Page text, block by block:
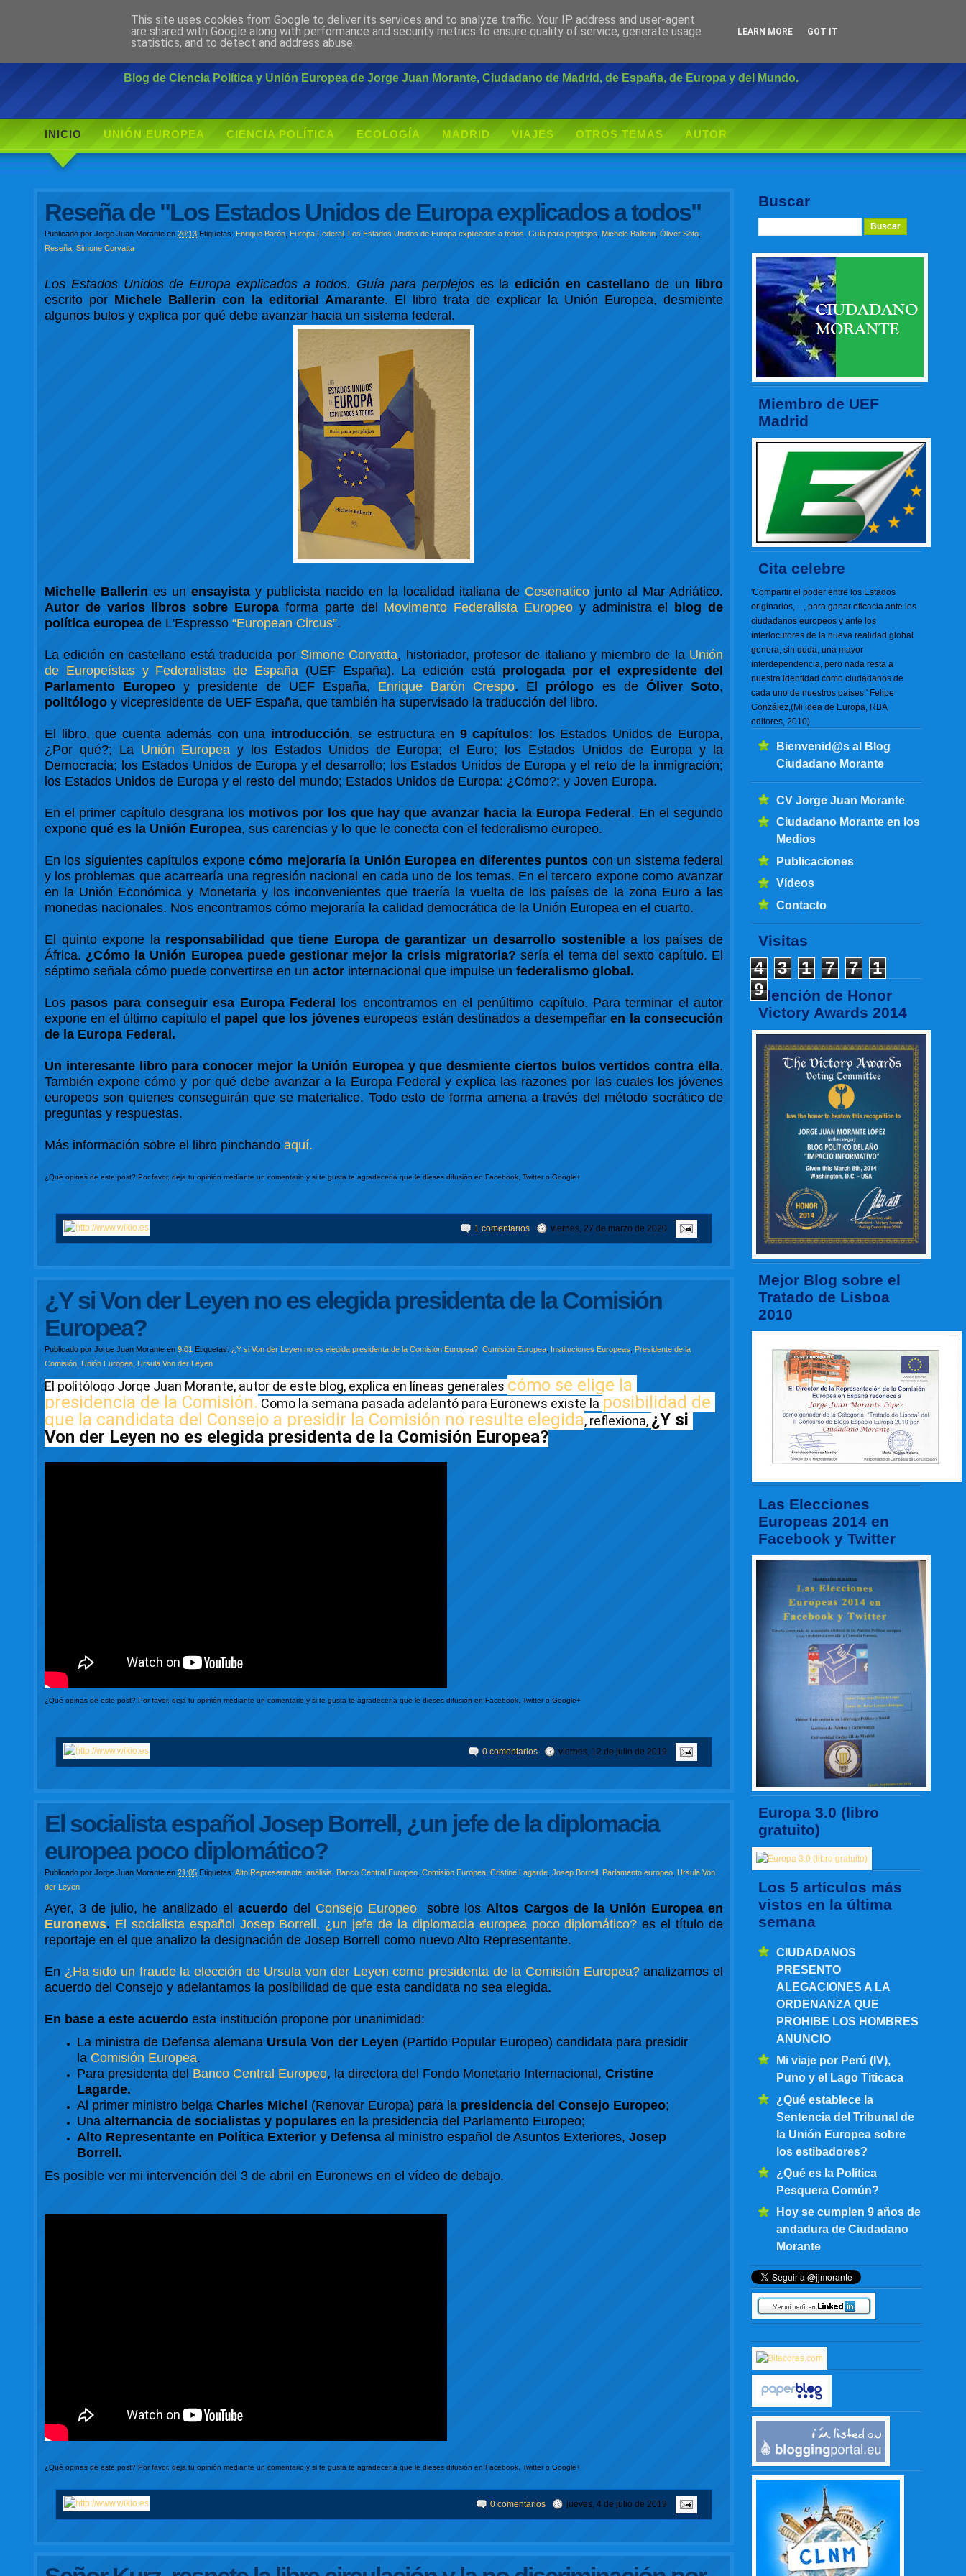
Ciudadano Morante
Blog de Ciencia Política y Unión Europea de Jorge Juan Morante, Ciudadano de Madrid, de España, de Europa y del Mundo.
INICIO UNIÓN EUROPEA CIENCIA POLÍTICA ECOLOGÍA MADRID VIAJES OTROS TEMAS AUTOR
Buscar
Miembro de UEF
Madrid
Cita celebre
'Compartir el poder entre los Estados
originarios,…, para ganar eficacia ante los
ciudadanos europeos y ante los
interlocutores de la nueva realidad global
genera, sin duda, una mayor
interdependencia, pero nada resta a
nuestra identidad como ciudadanos de
cada uno de nuestros países.' Felipe
González,(Mi idea de Europa, RBA
editores, 2010)
Bienvenid@s al Blog
Ciudadano Morante
CV Jorge Juan Morante
Ciudadano Morante en los
Medios
Publicaciones
Vídeos
Contacto
Visitas
4 3 1 7 7
1
9Mención de Honor
Victory Awards 2014
Mejor Blog sobre el
Tratado de Lisboa
2010
Las Elecciones
Europeas 2014 en
Facebook y Twitter
Europa 3.0 (libro
gratuito)
Los 5 artículos más
vistos en la última
semana
CIUDADANOS
PRESENTO
ALEGACIONES A LA
ORDENANZA QUE
PROHIBE LOS HOMBRES
ANUNCIO
Mi viaje por Perú (IV),
Puno y el Lago Titicaca
¿Qué establece la
Sentencia del Tribunal de
la Unión Europea sobre
los estibadores?
¿Qué es la Política
Pesquera Común?
Hoy se cumplen 9 años de
andadura de Ciudadano
Morante
Reseña de "Los Estados Unidos de Europa explicados a todos"
Publicado porJorge Juan Morante en20:13 Etiquetas: Enrique Barón Europa Federal ,Los Estados Unidos de Europa explicados a todos. Guía para perplejos Michele Ballerin ,Óliver Soto
Reseña ,Simone Corvatta
Los Estados Unidos de Europa explicados a todos. Guía para perplejoses laedición en castellanode un
libro
escrito por Michele Ballerin con la editorial Amarante. El libro trata de explicar la Unión Europea, desmiente
algunos bulos y explica por qué debe avanzar hacia un sistema federal.
Michelle Ballerin es unensayista y publicista nacido en la localidad italiana de Cesenaticojunto al Mar Adriático.
Autor de varios libros sobre Europa forma parte del Movimento Federalista Europeoy administra el
blog de
política europea de L'Espresso“European Circus”.
La edición en castellano está traducida por Simone Corvatta, historiador, profesor de italiano y miembro de la Unión
de Europeístas y Federalistas de España (UEF España). La edición está prologada por el expresidente del
Parlamento Europeo y presidente de UEF España, Enrique Barón Crespo. El prólogo es de Óliver Soto,
politólogo y vicepresidente de UEF España, que también ha supervisado la traducción del libro.
El libro, que cuenta además con una introducción, se estructura en 9 capítulos: los Estados Unidos de Europa,
¿Por qué?; La Unión Europea y los Estados Unidos de Europa; el Euro; los Estados Unidos de Europa y la
Democracia; los Estados Unidos de Europa y el desarrollo; los Estados Unidos de Europa y el reto de la inmigración;
los Estados Unidos de Europa y el resto del mundo; Estados Unidos de Europa: ¿Cómo?; y Joven Europa.
En el primer capítulo desgrana los motivos por los que hay que avanzar hacia la Europa Federal . En el segundo
exponequé es la Unión Europea, sus carencias y lo que le conecta con el federalismo europeo.
En los siguientes capítulos exponecómo mejoraría la Unión Europea en diferentes puntos con un sistema federal
y los problemas que acarrearía una regresión nacional en cada uno de los temas. En el tercero expone como avanzar
en la Unión Económica y Monetaria y los inconvenientes que traería la vuelta de los países de la zona Euro a las
monedas nacionales. Nos encontramos cómo mejoraría la calidad democrática de la Unión Europea en el cuarto.
El quinto expone la responsabilidad que tiene Europa de garantizar un desarrollo sosteniblea los países de
África. ¿Cómo la Unión Europea puede gestionar mejor la crisis migratoria? sería el tema del sexto capítulo. El
séptimo señala cómo puede convertirse en unactor internacional que impulse unfederalismo global.
Los pasos para conseguir esa Europa Federal
los encontramos en el penúltimo capítulo. Para terminar el autor
expone en el último capítulo el papel que los jóveneseuropeos están destinados a desempeñaren la consecución
de la Europa Federal.
Un interesante libro para conocer mejor la Unión Europea y que desmiente ciertos bulos vertidos contra ella.
También expone cómo y por qué debe avanzar a la Europa Federal y explica las razones por las cuales los jóvenes
europeos son quienes conseguirán que se materialice. Todo esto de forma amena a través del método socrático de
preguntas y respuestas.
Más información sobre el libro pinchandoaquí.
¿Qué opinas de este post? Por favor, deja tu opinión mediante un comentario y si te gusta te agradecería que le dieses difusión en Facebook, Twitter o Google+
1 comentarios viernes, 27 de marzo de 2020
¿Y si Von der Leyen no es elegida presidenta de la Comisión
Europea?
Publicado porJorge Juan Morante en9:01 Etiquetas: ¿Y si Von der Leyen no es elegida presidenta de la Comisión Europea? ,Comisión Europea Instituciones Europeas
Presidente de la
Comisión ,Unión Europea ,Ursula Von der Leyen
El politólogo Jorge Juan Morante, autor de este blog, explica en líneas generales cómo se elige la
presidencia de la Comisión. Como la semana pasada adelantó para Euronews existe la posibilidad de
que la candidata del Consejo a presidir la Comisión no resulte elegida, reflexiona, ¿Y si
Von der Leyen no es elegida presidenta de la Comisión Europea?
¿Qué opinas de este post? Por favor, deja tu opinión mediante un comentario y si te gusta te agradecería que le dieses difusión en Facebook, Twitter o Google+
0 comentarios viernes, 12 de julio de 2019
El socialista español Josep Borrell, ¿un jefe de la diplomacia
europea poco diplomático?
Publicado porJorge Juan Morante en21:05 Etiquetas:Alto Representante ,análisis ,Banco Central Europeo ,Comisión Europea ,Cristine Lagarde ,Josep Borrell ,Parlamento europeo ,Ursula Von
der Leyen
Ayer, 3 de julio, he analizado el acuerdodel Consejo Europeo sobre losAltos Cargos de la Unión Europea en
Euronews. El socialista español Josep Borrell, ¿un jefe de la diplomacia europea poco diplomático? es el título de
reportaje en el que analizo la designación de Josep Borrell como nuevo Alto Representante.
En ¿Ha sido un fraude la elección de Ursula von der Leyen como presidenta de la Comisión Europea?analizamos el
acuerdo del Consejo y adelantamos la posibilidad de que esta candidata no sea elegida.
En base a este acuerdo esta institución propone por unanimidad:
La ministra de Defensa alemana Ursula Von der Leyen (Partido Popular Europeo) candidata para presidir
la Comisión Europea.
Para presidenta del Banco Central Europeo, la directora del Fondo Monetario Internacional,Cristine
Lagarde.
Al primer ministro belgaCharles Michel (Renovar Europa) para la presidencia del Consejo Europeo;
Unaalternancia de socialistas y populares en la presidencia del Parlamento Europeo;
Alto Representante en Política Exterior y Defensaal ministro español de Asuntos Exteriores,Josep
Borrell.
Es posible ver mi intervención del 3 de abril en Euronews en el vídeo de debajo.
¿Qué opinas de este post? Por favor, deja tu opinión mediante un comentario y si te gusta te agradecería que le dieses difusión en Facebook, Twitter o Google+
0 comentarios jueves, 4 de julio de 2019
This site uses cookies from Google to deliver its services and to analyze traffic. Your IP address and user-agent
are shared with Google along with performance and security metrics to ensure quality of service, generate usage
statistics, and to detect and address abuse.
LEARN MORE GOT IT